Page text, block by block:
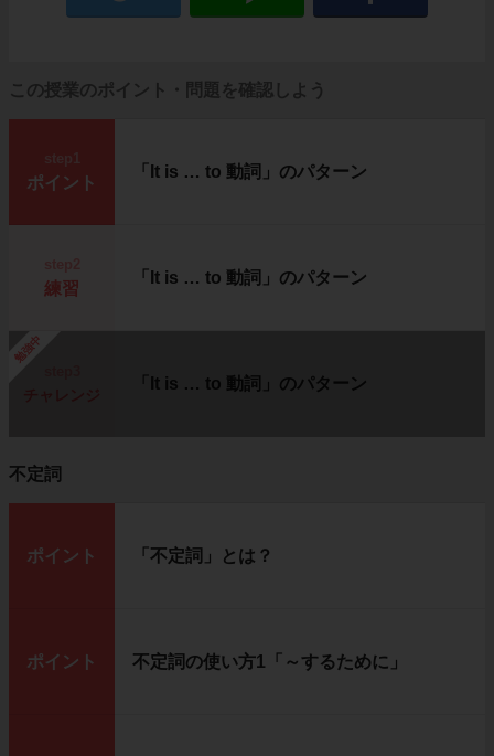
この授業のポイント・問題を確認しよう
ポイント
「It is … to 動詞」のパターン
練習
「It is … to 動詞」のパターン
勉強中
「It is … to 動詞」のパターン
不定詞
ポイント 「不定詞」とは？
ポイント 不定詞の使い方1「～するために」